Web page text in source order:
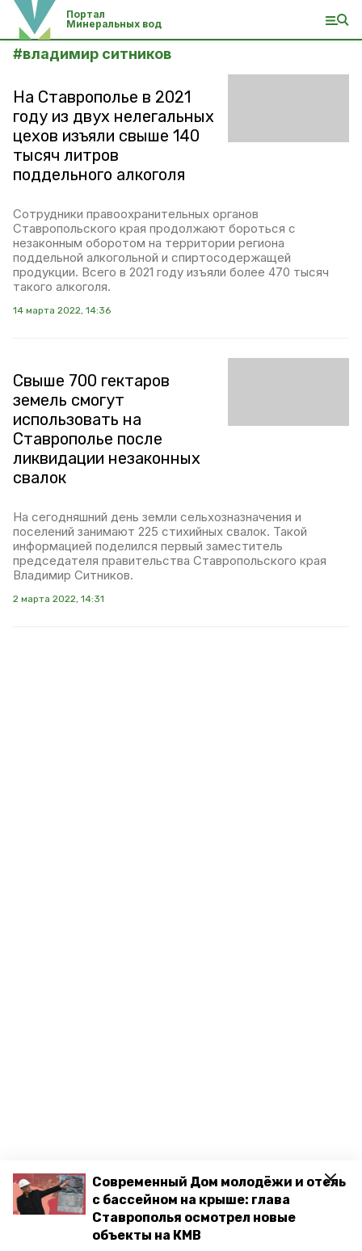
Современный Дом молодёжи и отель
с бассейном на крыше: глава
Ставрополья осмотрел новые
объекты на КМВ
Портал
Минеральных вод
#владимир ситников
На Ставрополье в 2021
году из двух нелегальных
цехов изъяли свыше 140
тысяч литров
поддельного алкоголя
Сотрудники правоохранительных органов
Ставропольского края продолжают бороться с
незаконным оборотом на территории региона
поддельной алкогольной и спиртосодержащей
продукции. Всего в 2021 году изъяли более 470 тысяч
такого алкоголя.
14 марта 2022, 14:36
Свыше 700 гектаров
земель смогут
использовать на
Ставрополье после
ликвидации незаконных
свалок
На сегодняшний день земли сельхозназначения и
поселений занимают 225 стихийных свалок. Такой
информацией поделился первый заместитель
председателя правительства Ставропольского края
Владимир Ситников.
2 марта 2022, 14:31